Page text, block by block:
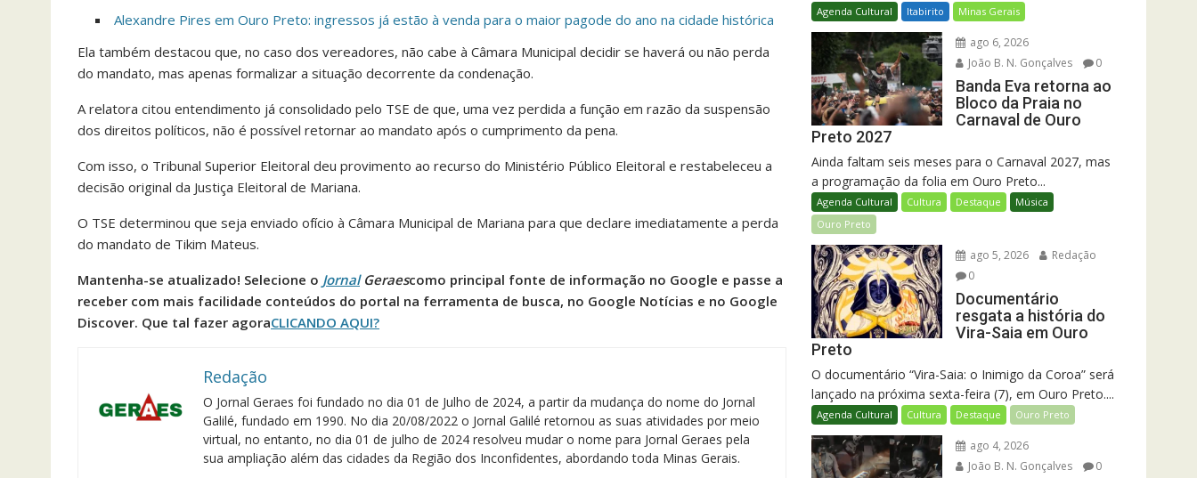
Alexandre Pires em Ouro Preto: ingressos já estão à venda para o maior pagode do ano na cidade histórica
Ela também destacou que, no caso dos vereadores, não cabe à Câmara Municipal decidir se haverá ou não perda
do mandato, mas apenas formalizar a situação decorrente da condenação.
A relatora citou entendimento já consolidado pelo TSE de que, uma vez perdida a função em razão da suspensão
dos direitos políticos, não é possível retornar ao mandato após o cumprimento da pena.
Com isso, o Tribunal Superior Eleitoral deu provimento ao recurso do Ministério Público Eleitoral e restabeleceu a
decisão original da Justiça Eleitoral de Mariana.
O TSE determinou que seja enviado ofício à Câmara Municipal de Mariana para que declare imediatamente a perda
do mandato de Tikim Mateus.
Mantenha-se atualizado! Selecione o JornalGeraescomo principal fonte de informação no Google e passe a
receber com mais facilidade conteúdos do portal na ferramenta de busca, no Google Notícias e no Google
Discover. Que tal fazer agoraCLICANDO AQUI?
Redação
O Jornal Geraes foi fundado no dia 01 de Julho de 2024, a partir da mudança do nome do Jornal
Galilé, fundado em 1990. No dia 20/08/2022 o Jornal Galilé retornou as suas atividades por meio
virtual, no entanto, no dia 01 de julho de 2024 resolveu mudar o nome para Jornal Geraes pela
sua ampliação além das cidades da Região dos Inconfidentes, abordando toda Minas Gerais.
Agenda Cultural Itabirito Minas Gerais
ago 6, 2026
João B. N. Gonçalves
0
Banda Eva retorna ao
Bloco da Praia no
Carnaval de Ouro
Preto 2027
Ainda faltam seis meses para o Carnaval 2027, mas
a programação da folia em Ouro Preto...
Agenda Cultural Cultura Destaque
Música
Ouro Preto
ago 5, 2026
Redação
0
Documentário
resgata a história do
Vira-Saia em Ouro
Preto
O documentário “Vira-Saia: o Inimigo da Coroa” será
lançado na próxima sexta-feira (7), em Ouro Preto....
Agenda Cultural Cultura Destaque Ouro Preto
ago 4, 2026
João B. N. Gonçalves
0